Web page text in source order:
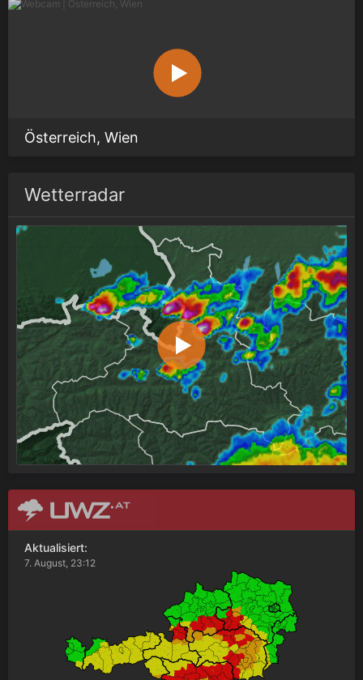
Österreich, Wien
Wetterradar
Aktualisiert:
7. August, 23:12